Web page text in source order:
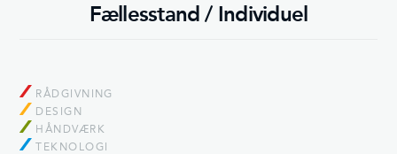
Fællesstand / Individuel
RÅDGIVNING
DESIGN
HÅNDVÆRK
TEKNOLOGI